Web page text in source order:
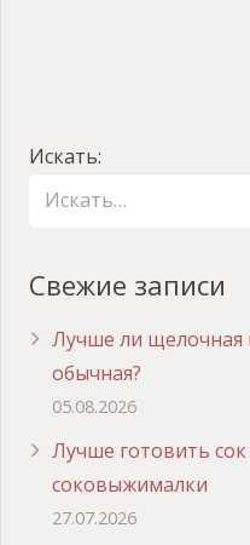
Искать:
Свежие записи
Лучше ли щелочная
обычная?
05.08.2026
Лучше готовить
соковыжималки
27.07.2026